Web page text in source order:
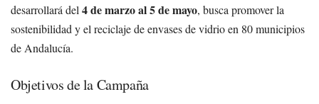
desarrollará del 4 de marzo al 5 de mayo, busca promover la
sostenibilidad y el reciclaje de envases de vidrio en 80 municipios
de Andalucía.
Objetivos de la Campaña